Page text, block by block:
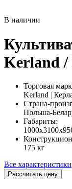
В наличии
Kerland /
Торговая
Kerland |
Страна-
Польша-
Габариты:
175 кг
Все характеристики
Рассчитать цену